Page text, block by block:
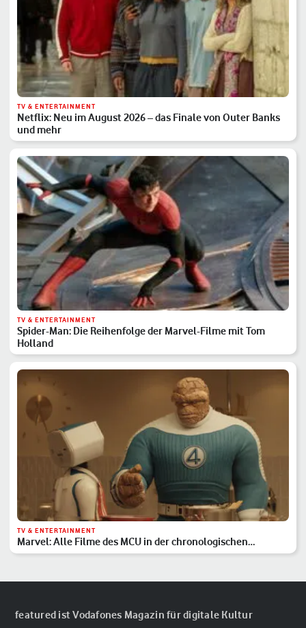
TV & ENTERTAINMENT
Netflix: Neu im August 2026 – das Finale von Outer Banks
und mehr
TV & ENTERTAINMENT
Spider-Man: Die Reihenfolge der Marvel-Filme mit Tom
Holland
TV & ENTERTAINMENT
Marvel: Alle Filme des MCU in der chronologischen
Reihenfolge
featured ist Vodafones Magazin für digitale Kultur